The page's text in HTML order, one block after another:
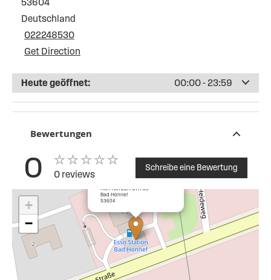
53604
Deutschland
022248530
Get Direction
Heute geöffnet: 00:00 - 23:59
Bewertungen
0 0 reviews
Schreibe eine Bewertung
ROTTBITZER STR 65
Bad Honnef
53604
×
+
−